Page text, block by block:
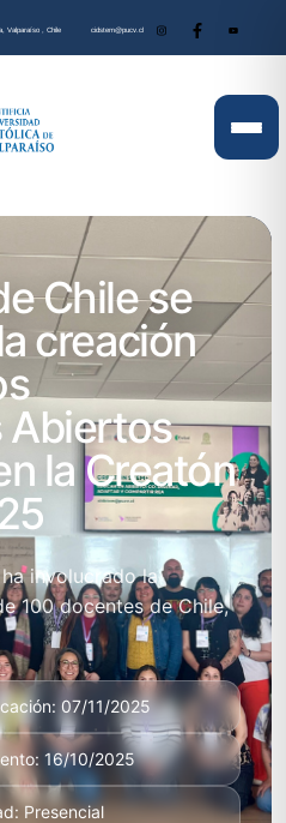
Valparaíso , Chile cidstem@pucv.cl
Chile se
creación
Abiertos
la Creatón
involucrado la
100 docentes de Chile,
07/11/2025
16/10/2025
Presencial